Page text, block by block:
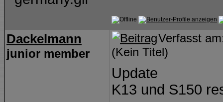
Dackelmann
junior member
Verfasst
(Kein Titel)
Update
K13 und S150